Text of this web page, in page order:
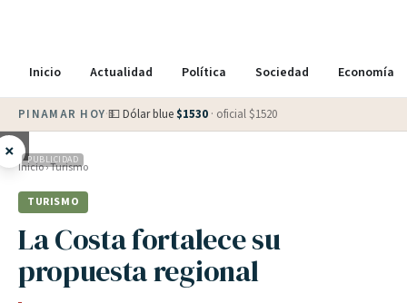
Inicio Actualidad Política Sociedad Economía
PINAMAR HOY·💵 Dólar blue $1530 · oficial $1520
× PUBLICIDAD
Inicio›Turismo
TURISMO
La Costa fortalece su
propuesta regional